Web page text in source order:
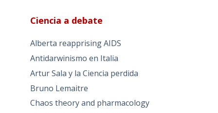
Ciencia a debate
Alberta reapprising AIDS
Antidarwinismo en Italia
Artur Sala y la Ciencia perdida
Bruno Lemaitre
Chaos theory and pharmacology